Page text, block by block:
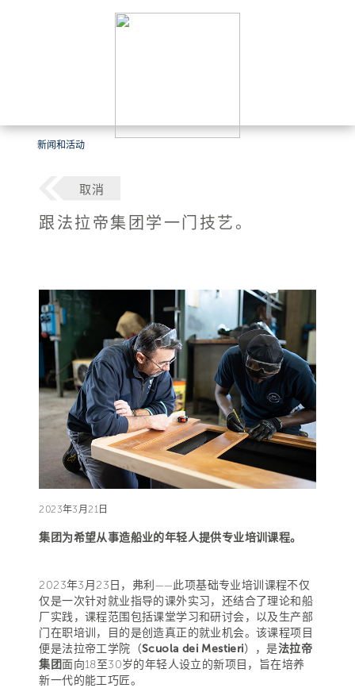
新闻和活动
取消
跟法拉帝集团学一门技艺。
2023年3月21日
集团为希望从事造船业的年轻人提供专业培训课程。
2023年3月23日，弗利——此项基础专业培训课程不仅
仅是一次针对就业指导的课外实习，还结合了理论和船
厂实践，课程范围包括课堂学习和研讨会，以及生产部
门在职培训，目的是创造真正的就业机会。该课程项目
便是法拉帝工学院（Scuola dei Mestieri），是法拉帝
集团面向18至30岁的年轻人设立的新项目，旨在培养
新一代的能工巧匠。